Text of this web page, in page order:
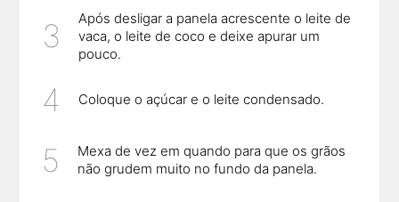
Após desligar a panela acrescente o leite de
vaca, o leite de coco e deixe apurar um
pouco.
Coloque o açúcar e o leite condensado.
Mexa de vez em quando para que os grãos
não grudem muito no fundo da panela.